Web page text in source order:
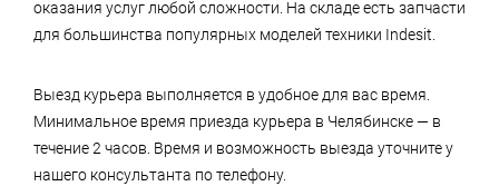
оказания услуг любой сложности. На складе есть запчасти
для большинства популярных моделей техники Indesit.
Выезд курьера выполняется в удобное для вас время.
Минимальное время приезда курьера в Челябинске — в
течение 2 часов. Время и возможность выезда уточните у
нашего консультанта по телефону.